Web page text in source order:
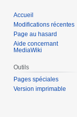
Accueil
Modifications récentes
Page au hasard
Aide concernant
MediaWiki
Outils
Pages spéciales
Version imprimable